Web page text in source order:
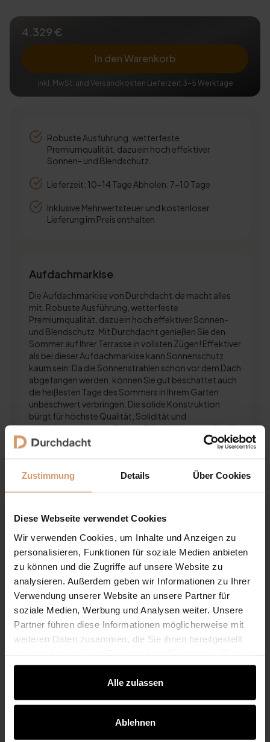
Zustimmung Details Über Cookies
Diese Webseite verwendet Cookies
Wir verwenden Cookies, um Inhalte und Anzeigen zu
personalisieren, Funktionen für soziale Medien anbieten
zu können und die Zugriffe auf unsere Website zu
analysieren. Außerdem geben wir Informationen zu Ihrer
Verwendung unserer Website an unsere Partner für
soziale Medien, Werbung und Analysen weiter. Unsere
Partner führen diese Informationen möglicherweise mit
weiteren Daten zusammen, die Sie ihnen bereitgestellt
gesammelt haben.
Alle zulassen
Ablehnen
4.329 €
In den Warenkorb
inkl. MwSt. und Versandkosten Lieferzeit 3-5 Werktage
Robuste Ausführung, wetterfeste
Premiumqualität, dazu ein hoch effektiver
Sonnen- und Blendschutz.
Lieferzeit: 10-14 Tage Abholen: 7-10 Tage
Inklusive Mehrwertsteuer und kostenloser
Lieferung im Preis enthalten
Aufdachmarkise
Die Aufdachmarkise von Durchdacht.de macht alles
mit. Robuste Ausführung, wetterfeste
Premiumqualität, dazu ein hoch effektiver Sonnen-
und Blendschutz. Mit Durchdacht genießen Sie den
Sommer auf Ihrer Terrasse in vollsten Zügen! Effektiver
als bei dieser Aufdachmarkise kann Sonnenschutz
kaum sein: Da die Sonnenstrahlen schon vor dem Dach
abgefangen werden, können Sie gut beschattet auch
die heißesten Tage des Sommers in Ihrem Garten
unbeschwert verbringen. Die solide Konstruktion
bürgt für höchste Qualität, Solidität und
Langlebigkeit. Und im Fall der Fälle lässt sich der Stoff
ganz unkompliziert reinigen
Wissenswertes Alle Nachrichten
Terrassenüberdachung für moderne Häuser:
Anthrazit, Glas & klare Architektur richtig
planen
Moderne Häuser leben von klaren Linien, ruhigen Flächen
Terrasse und Garten. Eine Terrassenüberdachung sollte
diese Architektur nicht stören, sondern sinnvoll ergänzen.
Terrassenüberdachung darf bei einem modernen Haus
nicht wie ein nachträglicher Anbau wirken...